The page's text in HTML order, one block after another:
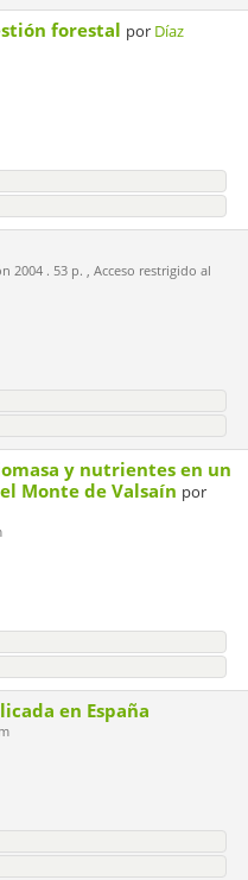
forestal por Díaz
2004 . 53 p. , Acceso restrigido al
y nutrientes en un
Monte de Valsaín por
en España